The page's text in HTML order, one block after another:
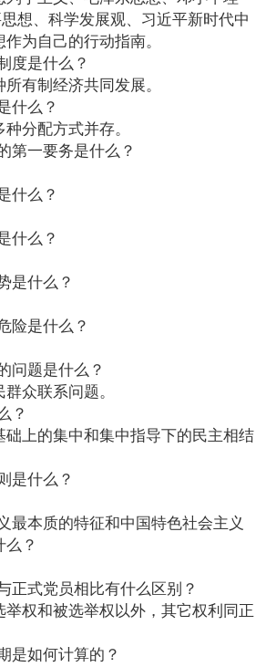
想、科学发展观、习近平新时代中
为自己的行动指南。
度是什么？
有制经济共同发展。
什么？
分配方式并存。
第一要务是什么？
什么？
什么？
是什么？
险是什么？
问题是什么？
众联系问题。
？
础上的集中和集中指导下的民主相结
是什么？
最本质的特征和中国特色社会主义
么？
正式党员相比有什么区别？
举权和被选举权以外，其它权利同正
是如何计算的？